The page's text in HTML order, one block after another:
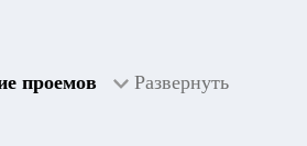
проемов Развернуть